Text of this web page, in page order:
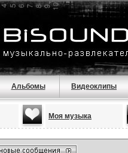
Альбомы Видеоклипы
Моя музыка